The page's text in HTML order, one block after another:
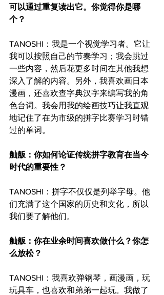
可以通过重复读出它。你觉得你是哪
个？
TANOSHI：我是一个视觉学习者。它让
我可以按照自己的节奏学习；我会跳过
一些内容，然后花更多时间在其他我想
深入了解的内容。另外，我喜欢画日本
漫画，还喜欢查字典汉字来编写我的角
色台词。我会用我的绘画技巧让我直观
地记住了在为市级的拼字比赛学习时错
过的单词。
舢舨：你如何论证传统拼字教育在当今
时代的重要性？
TANOSHI：拼字不仅仅是列举字母。他
们充满了这个国家的历史和文化，所以
我们要了解他们。
舢舨：你在业余时间喜欢做什么？你怎
么放松？
TANOSHI：我喜欢弹钢琴，画漫画，玩
玩具车，也喜欢和弟弟一起玩。我做了